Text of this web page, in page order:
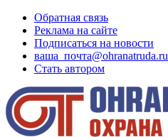
Обратная связь
Реклама на сайте
Подписаться на новости
ваша_почта@ohranatruda.ru
Стать автором